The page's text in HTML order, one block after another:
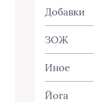
Добавки
ЗОЖ
Иное
Йога